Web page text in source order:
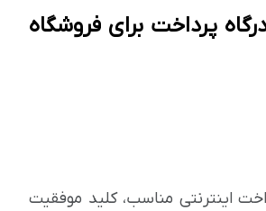
پرداخت برای فروشگاه
اینترنتی مناسب، کلید موفقیت